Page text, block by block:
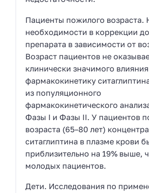
Пациенты пожилого возраста.
необходимости в коррекции
препарата в зависимости от
Возраст пациентов не
клинически значимого
фармакокинетику
из популяционного
фармакокинетического
Фазы I и Фазы II. У пациентов
возраста (65–80 лет)
ситаглиптина в плазме крови
приблизительно на 19% выше,
молодых пациентов.
Дети. Исследования по